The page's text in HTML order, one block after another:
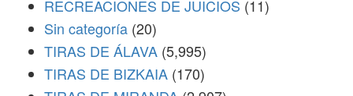
RECREACIONES DE JUICIOS (11)
Sin categoría (20)
TIRAS DE ÁLAVA (5,995)
TIRAS DE BIZKAIA (170)